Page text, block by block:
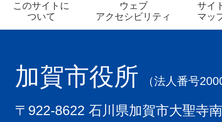
このサイトに
ついて
ウェブ
アクセシビリティ
サイ
マッ
加賀市役所 （法人番号
〒922-8622 石川県加賀市大聖寺